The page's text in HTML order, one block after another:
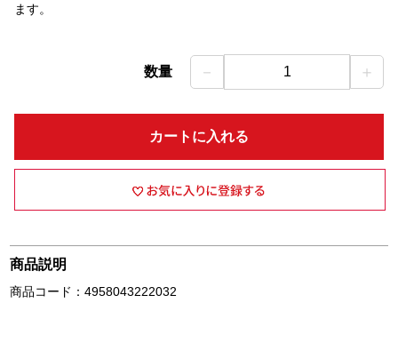
ます。
数量 － 1 ＋
カートに入れる
商品説明
商品コード：4958043222032